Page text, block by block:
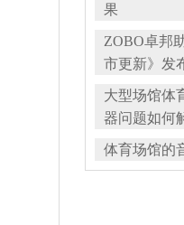
果
ZOBO卓邦
市更新》发
大型场馆体
器问题如何
体育场馆的